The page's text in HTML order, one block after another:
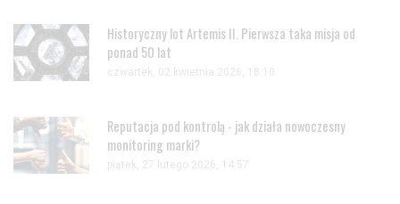
Historyczny lot Artemis II. Pierwsza taka misja od
ponad 50 lat
czwartek, 02 kwietnia 2026, 18:10
Reputacja pod kontrolą - jak działa nowoczesny
monitoring marki?
piątek, 27 lutego 2026, 14:57